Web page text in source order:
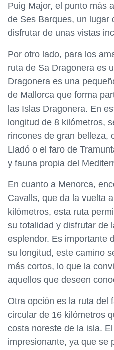
Puig Major, el punto más
de Ses Barques, un lugar
disfrutar de unas vistas
Por otro lado, para los
ruta de Sa Dragonera es
Dragonera es una
de Mallorca que forma
las Islas Dragonera. En
longitud de 8 kilómetros,
rincones de gran belleza,
Lladó o el faro de
y fauna propia del
En cuanto a Menorca,
Cavalls, que da la vuelta
kilómetros, esta ruta
su totalidad y disfrutar de
esplendor. Es importante
su longitud, este camino
más cortos, lo que la
aquellos que deseen
Otra opción es la ruta del
circular de 16 kilómetros
costa noreste de la isla.
impresionante, ya que se